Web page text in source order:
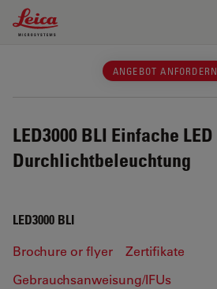
Leica Microsystems Logo
ANGEBOT ANFORDERN
LED3000 BLI Einfache LED
Durchlichtbeleuchtung
LED3000 BLI
Brochure or flyer
Zertifikate
Gebrauchsanweisung/IFUs